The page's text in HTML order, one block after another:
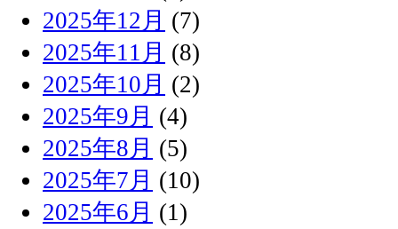
2025年12月 (7)
2025年11月 (8)
2025年10月 (2)
2025年9月 (4)
2025年8月 (5)
2025年7月 (10)
2025年6月 (1)